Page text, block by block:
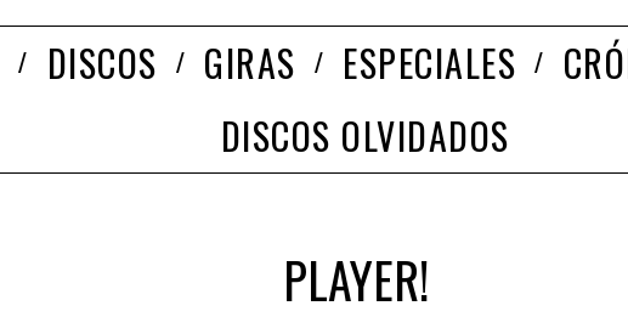
DISCOS GIRAS ESPECIALES
DISCOS OLVIDADOS
PLAYER!